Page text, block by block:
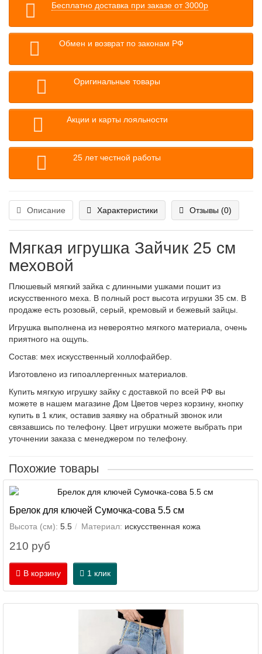
Бесплатно доставка при заказе от 3000р
Обмен и возврат по законам РФ
Оригинальные товары
Акции и карты лояльности
25 лет честной работы
Описание Характеристики Отзывы (0)
Мягкая игрушка Зайчик 25 см
меховой
Плюшевый мягкий зайка с длинными ушками пошит из
искусственного меха. В полный рост высота игрушки 35 см. В
продаже есть розовый, серый, кремовый и бежевый зайцы.
Игрушка выполнена из невероятно мягкого материала, очень
приятного на ощупь.
Состав: мех искусственный холлофайбер.
Изготовлено из гипоаллергенных материалов.
Купить мягкую игрушку зайку с доставкой по всей РФ вы
можете в нашем магазине Дом Цветов через корзину, кнопку
купить в 1 клик, оставив заявку на обратный звонок или
связавшись по телефону. Цвет игрушки можете выбрать при
уточнении заказа с менеджером по телефону.
Похожие товары
Брелок для ключей Сумочка-сова 5.5 см
Высота (см): 5.5 Материал: искусственная кожа
210 руб
В корзину 1 клик